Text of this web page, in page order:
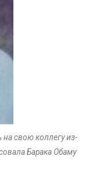
свою коллегу из-
Барака Обаму